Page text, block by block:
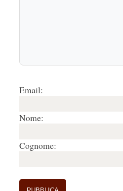
Email:
Nome:
Cognome: